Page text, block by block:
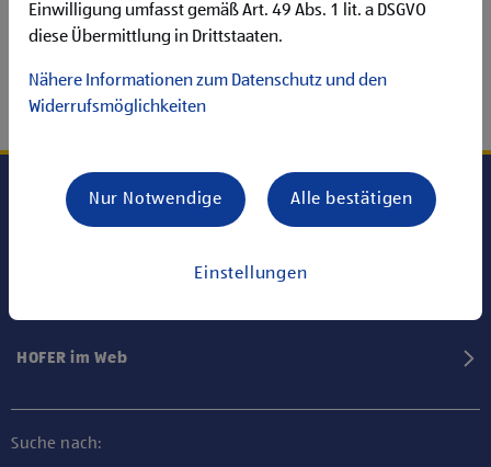
HOFER im Web
Suche nach:
Einwilligung umfasst gemäß Art. 49 Abs. 1 lit. a DSGVO
diese Übermittlung in Drittstaaten.
Nähere Informationen zum Datenschutz und den
Widerrufsmöglichkeiten
Einstellungen
Nur Notwendige Alle bestätigen